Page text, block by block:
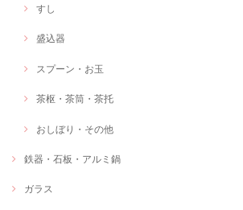
すし
盛込器
スプーン・お玉
茶枢・茶筒・茶托
おしぼり・その他
鉄器・石板・アルミ鍋
ガラス